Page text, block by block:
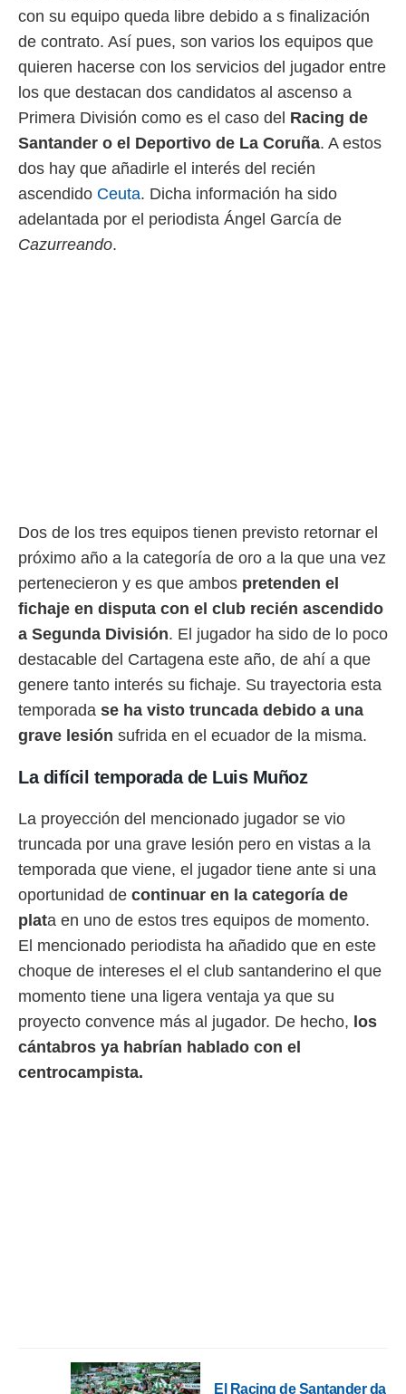
cookies
aceptar
de
sitio
te
de que
acceder a
web a
abono
únicos
similares
IP
de
traten tus
interés
a lo que
su
u
datos
momento
en
con su equipo queda libre debido a s finalización
de contrato. Así pues, son varios los equipos que
quieren hacerse con los servicios del jugador entre
los que destacan dos candidatos al ascenso a
Primera División como es el caso del Racing de
Santander o el Deportivo de La Coruña. A estos
dos hay que añadirle el interés del recién
ascendido Ceuta. Dicha información ha sido
adelantada por el periodista Ángel García de
Cazurreando.
Dos de los tres equipos tienen previsto retornar el
próximo año a la categoría de oro a la que una vez
pertenecieron y es que ambos pretenden el
fichaje en disputa con el club recién ascendido
a Segunda División. El jugador ha sido de lo poco
destacable del Cartagena este año, de ahí a que
genere tanto interés su fichaje. Su trayectoria esta
temporada se ha visto truncada debido a una
grave lesión sufrida en el ecuador de la misma.
La difícil temporada de Luis Muñoz
La proyección del mencionado jugador se vio
truncada por una grave lesión pero en vistas a la
temporada que viene, el jugador tiene ante si una
oportunidad de continuar en la categoría de
plata en uno de estos tres equipos de momento.
El mencionado periodista ha añadido que en este
choque de intereses el el club santanderino el que
momento tiene una ligera ventaja ya que su
proyecto convence más al jugador. De hecho, los
cántabros ya habrían hablado con el
centrocampista.
El Racing de Santander da